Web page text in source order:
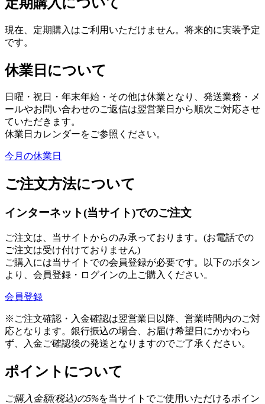
現在、定期購入はご利用いただけません。将来的に実装予定
です。
休業日について
日曜・祝日・年末年始・その他は休業となり、発送業務・メ
ールやお問い合わせのご返信は翌営業日から順次ご対応させ
ていただきます。
休業日カレンダーをご参照ください。
今月の休業日
ご注文方法について
インターネット(当サイト)でのご注文
ご注文は、当サイトからのみ承っております。(お電話での
ご注文は受け付けておりません)
ご購入には当サイトでの会員登録が必要です。以下のボタン
より、会員登録・ログインの上ご購入ください。
会員登録
※ご注文確認・入金確認は翌営業日以降、営業時間内のご対
応となります。銀行振込の場合、お届け希望日にかかわら
ず、入金ご確認後の発送となりますのでご了承ください。
ポイントについて
ご購入金額(税込)の5%を当サイトでご使用いただけるポイン